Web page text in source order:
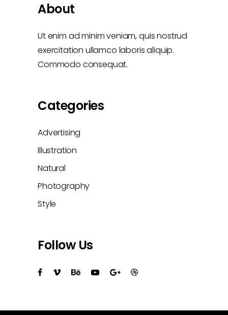
About
Ut enim ad minim veniam, quis nostrud
exercitation ullamco laboris aliquip.
Commodo consequat.
Categories
Advertising
Illustration
Natural
Photography
Style
Follow Us